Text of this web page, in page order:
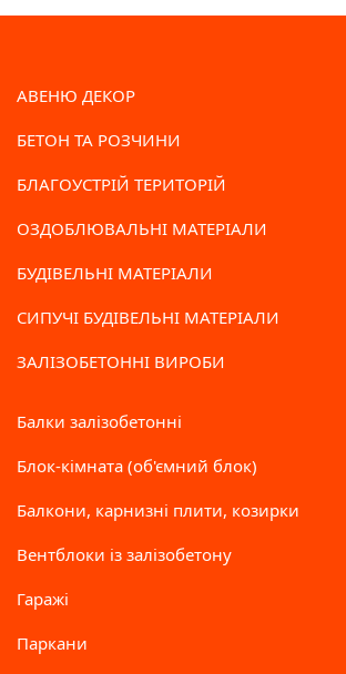
АВЕНЮ ДЕКОР
БЕТОН ТА РОЗЧИНИ
БЛАГОУСТРІЙ ТЕРИТОРІЙ
ОЗДОБЛЮВАЛЬНІ МАТЕРІАЛИ
БУДІВЕЛЬНІ МАТЕРІАЛИ
СИПУЧІ БУДІВЕЛЬНІ МАТЕРІАЛИ
ЗАЛІЗОБЕТОННІ ВИРОБИ
Балки залізобетонні
Блок-кімната (об'ємний блок)
Балкони, карнизні плити, козирки
Вентблоки із залізобетону
Гаражі
Паркани